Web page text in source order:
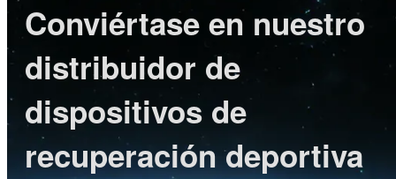
Conviértase en nuestro
distribuidor de
dispositivos de
recuperación deportiva